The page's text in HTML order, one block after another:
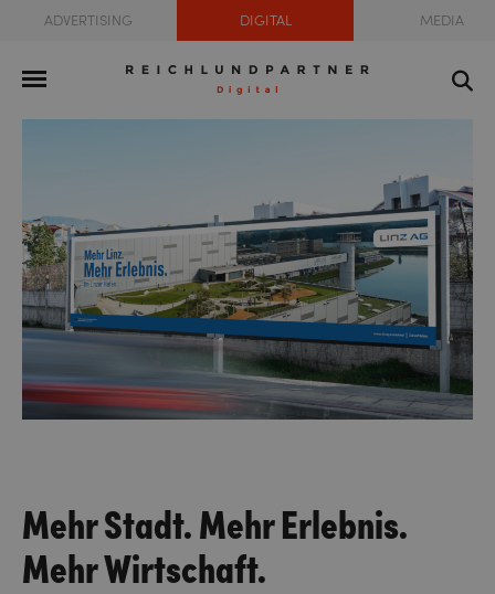
ADVERTISING DIGITAL MEDIA
Mehr Stadt. Mehr Erlebnis.
Mehr Wirtschaft.